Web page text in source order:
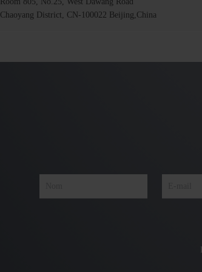
Chaoyang District, CN-100022 Beijing,China